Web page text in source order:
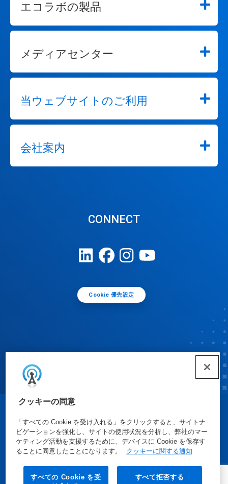
クッキーの同意
「すべての Cookie を受け入れる」をクリックすると、サイトナ
ビゲーションを強化し、サイトの使用状況を分析し、弊社のマー
ケティング活動を支援するために、デバイスに Cookie を保存す
ることに同意したことになります。
クッキーに関する通知
すべての Cookie を受
すべて拒否する
エコラボの製品
メディアセンター
当ウェブサイトのご利用
会社案内
CONNECT
Cookie 優先設定
© Ecolab Inc. 2025
安全データシート|プライバシーポリシー|利用規約